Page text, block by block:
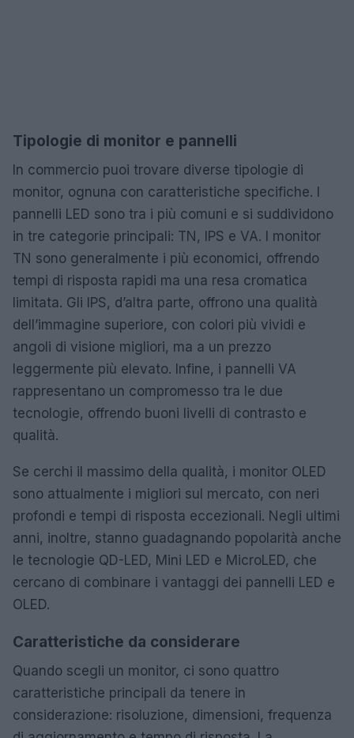
Tipologie di monitor e pannelli
In commercio puoi trovare diverse tipologie di
monitor, ognuna con caratteristiche specifiche. I
pannelli LED sono tra i più comuni e si suddividono
in tre categorie principali: TN, IPS e VA. I monitor
TN sono generalmente i più economici, offrendo
tempi di risposta rapidi ma una resa cromatica
limitata. Gli IPS, d’altra parte, offrono una qualità
dell’immagine superiore, con colori più vividi e
angoli di visione migliori, ma a un prezzo
leggermente più elevato. Infine, i pannelli VA
rappresentano un compromesso tra le due
tecnologie, offrendo buoni livelli di contrasto e
qualità.
Se cerchi il massimo della qualità, i monitor OLED
sono attualmente i migliori sul mercato, con neri
profondi e tempi di risposta eccezionali. Negli ultimi
anni, inoltre, stanno guadagnando popolarità anche
le tecnologie QD-LED, Mini LED e MicroLED, che
cercano di combinare i vantaggi dei pannelli LED e
OLED.
Caratteristiche da considerare
Quando scegli un monitor, ci sono quattro
caratteristiche principali da tenere in
considerazione: risoluzione, dimensioni, frequenza